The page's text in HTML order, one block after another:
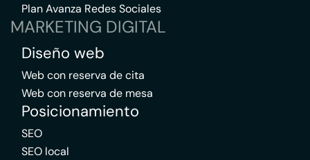
Plan Avanza Redes Sociales
MARKETING DIGITAL
Diseño web
Web con reserva de cita
Web con reserva de mesa
Posicionamiento
SEO
SEO local